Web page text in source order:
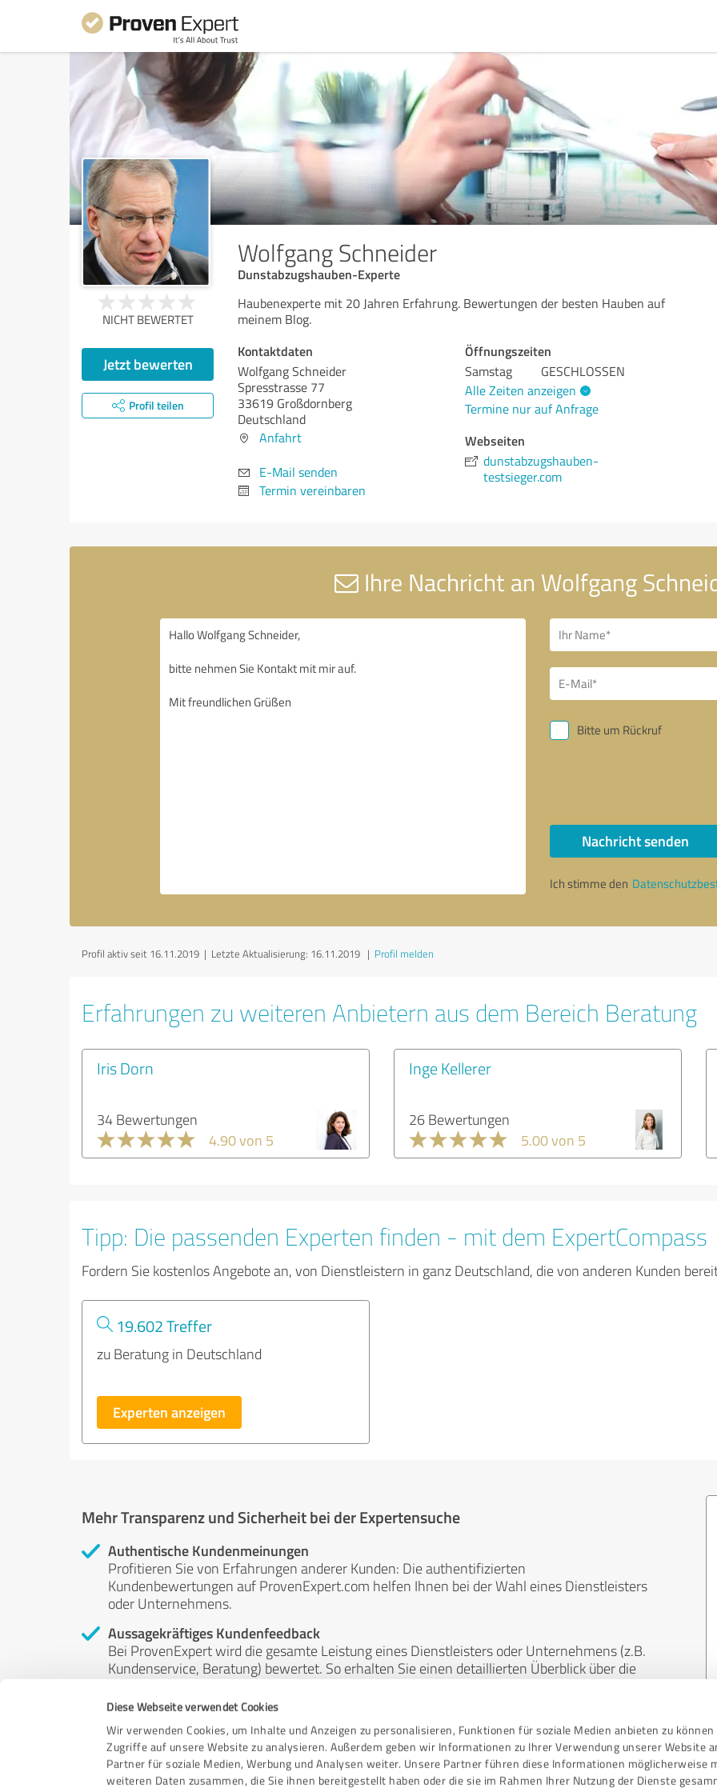
Diese Webseite verwendet Cookies
Wir verwenden Cookies, um Inhalte und Anzeigen zu personalisieren, Funktionen für soziale Medien anbieten zu können
Zugriffe auf unsere Website zu analysieren. Außerdem geben wir Informationen zu Ihrer Verwendung unserer Website
Partner für soziale Medien, Werbung und Analysen weiter. Unsere Partner führen diese Informationen möglicherweise
weiteren Daten zusammen, die Sie ihnen bereitgestellt haben oder die sie im Rahmen Ihrer Nutzung der Dienste
Wolfgang Schneider
Dunstabzugshauben-Experte
NICHT BEWERTET
Jetzt bewerten
Profil teilen
Haubenexperte mit 20 Jahren Erfahrung. Bewertungen der besten Hauben auf
meinem Blog.
Kontaktdaten
Wolfgang Schneider
Spresstrasse 77
33619 Großdornberg
Deutschland
Anfahrt
E-Mail senden
Termin vereinbaren
Öffnungszeiten
Samstag
GESCHLOSSEN
Alle Zeiten anzeigen
Termine nur auf Anfrage
Webseiten
dunstabzugshauben-
testsieger.com
Ihre Nachricht an Wolfgang
Bitte um Rückruf
Nachricht senden
Ich stimme den
Profil aktiv seit 16.11.2019 | Letzte Aktualisierung: 16.11.2019 | Profil melden
Erfahrungen zu weiteren Anbietern aus dem Bereich Beratung
Iris Dorn
34 Bewertungen
4.90 von 5
Inge Kellerer
26 Bewertungen
5.00 von 5
Tipp: Die passenden Experten finden - mit dem ExpertCompass
Fordern Sie kostenlos Angebote an, von Dienstleistern in ganz Deutschland, die von anderen Kunden
19.602 Treffer
zu Beratung in Deutschland
Experten anzeigen
Mehr Transparenz und Sicherheit bei der Expertensuche
Authentische Kundenmeinungen
Profitieren Sie von Erfahrungen anderer Kunden: Die authentifizierten
Kundenbewertungen auf ProvenExpert.com helfen Ihnen bei der Wahl eines Dienstleisters
oder Unternehmens.
Aussagekräftiges Kundenfeedback
Bei ProvenExpert wird die gesamte Leistung eines Dienstleisters oder Unternehmens (z.B.
Kundenservice, Beratung) bewertet. So erhalten Sie einen detaillierten Überblick über die
Unabhängige Bewertungen
ProvenExpert ist grundsätzlich kostenlos, unabhängig und neutral. Bewertungen von
Kunden erfolgen freiwillig, können nicht gekauft werden und sind weder finanziell noch
anderweitig beeinflussbar.